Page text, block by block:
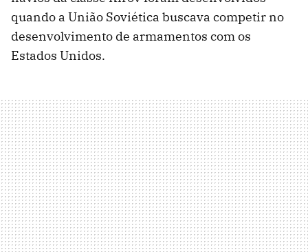
quando a União Soviética buscava competir no
desenvolvimento de armamentos com os
Estados Unidos.